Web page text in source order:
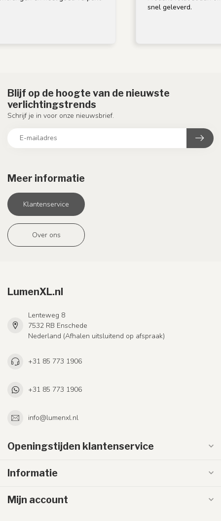
snel geleverd.
Meer informatie
Klantenservice
Over ons
Blijf op de hoogte van de nieuwste
verlichtingstrends
Schrijf je in voor onze nieuwsbrief.
LumenXL.nl
Lenteweg 8
7532 RB Enschede
Nederland (Afhalen uitsluitend op afspraak)
+31 85 773 1906
+31 85 773 1906
info@lumenxl.nl
Openingstijden klantenservice
Informatie
Mijn account